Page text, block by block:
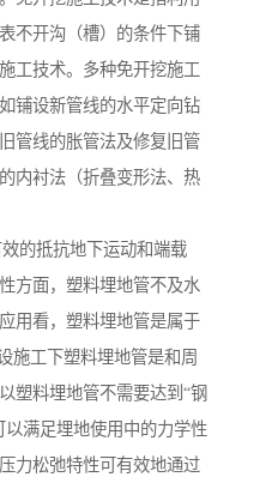
不开沟（槽）的条件下铺
工技术。多种免开挖施工
铺设新管线的水平定向钻
管线的胀管法及修复旧管
内衬法（折叠变形法、热
的抵抗地下运动和端载
方面，塑料埋地管不及水
用看，塑料埋地管是属于
施工下塑料埋地管是和周
塑料埋地管不需要达到“钢
满足埋地使用中的力学性
力松弛特性可有效地通过